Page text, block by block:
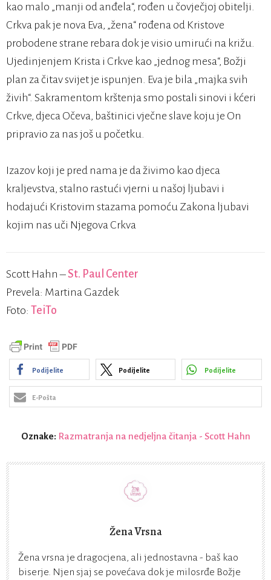
kao malo „manji od anđela“, rođen u čovječjoj obitelji.
Crkva pak je nova Eva, „žena“ rođena od Kristove
probodene strane rebara dok je visio umirući na križu.
Ujedinjenjem Krista i Crkve kao „jednog mesa“, Božji
plan za čitav svijet je ispunjen. Eva je bila „majka svih
živih“. Sakramentom krštenja smo postali sinovi i kćeri
Crkve, djeca Očeva, baštinici vječne slave koju je On
pripravio za nas još u početku.
Izazov koji je pred nama je da živimo kao djeca
kraljevstva, stalno rastući vjerni u našoj ljubavi i
hodajući Kristovim stazama pomoću Zakona ljubavi
kojim nas uči Njegova Crkva
Scott Hahn –St. Paul Center
Prevela: Martina Gazdek
Foto: TeiTo
Podijelite Podijelite Podijelite
E-Pošta
Oznake: Razmatranja na nedjeljna čitanja - Scott Hahn
Žena Vrsna
Žena vrsna je dragocjena, ali jednostavna - baš kao
biserje. Njen sjaj se povećava dok je milosrđe Božje